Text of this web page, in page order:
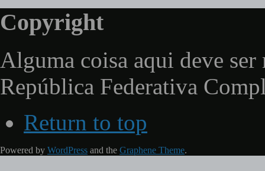
Copyright
Alguma coisa aqui deve ser
República Federativa
Return to top
Powered by WordPress and the Graphene Theme.